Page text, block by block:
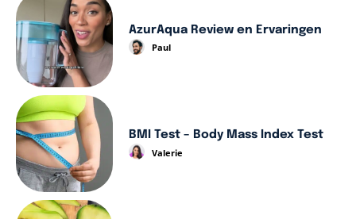
AzurAqua Review en Ervaringen
Paul
BMI Test – Body Mass Index Test
Valerie